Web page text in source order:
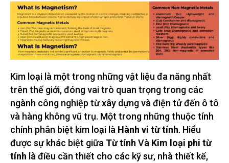
Kim loại là một trong những vật liệu đa năng nhất
trên thế giới, đóng vai trò quan trọng trong các
ngành công nghiệp từ xây dựng và điện tử đến ô tô
và hàng không vũ trụ. Một trong những thuộc tính
chính phân biệt kim loại là Hành vi từ tính. Hiểu
được sự khác biệt giữa Từ tính Và Kim loại phi từ
tính là điều cần thiết cho các kỹ sư, nhà thiết kế,